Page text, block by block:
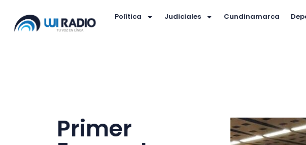
Política Judiciales Cundinamarca
Primer